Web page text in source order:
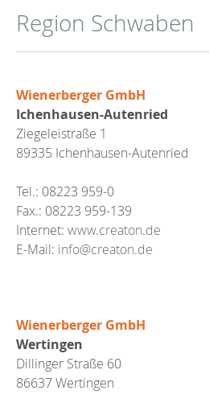
Region Schwaben
Wienerberger GmbH
Ichenhausen-Autenried
Ziegeleistraße 1
89335 Ichenhausen-Autenried
Tel.: 08223 959-0
Fax.: 08223 959-139
Internet: www.creaton.de
E-Mail: info@creaton.de
Wienerberger GmbH
Wertingen
Dillinger Straße 60
86637 Wertingen